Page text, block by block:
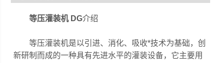
等压灌装机 DG介绍
等压灌装机是以引进、消化、吸收*技术为基础，创
新研制而成的一种具有先进水平的灌装设备，它主要用